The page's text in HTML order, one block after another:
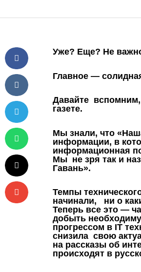
Уже? Еще? Не
Главное —
Давайте вспомним,
газете.
Мы знали, что
информации, в
информационная
Мы не зря так и
Гавань».
Темпы
начинали, ни о
Теперь все это —
добыть
прогрессом в IT
снизила свою
на рассказы об
происходят в